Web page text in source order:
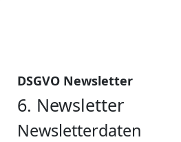
DSGVO Newsletter
6. Newsletter
Newsletter­daten